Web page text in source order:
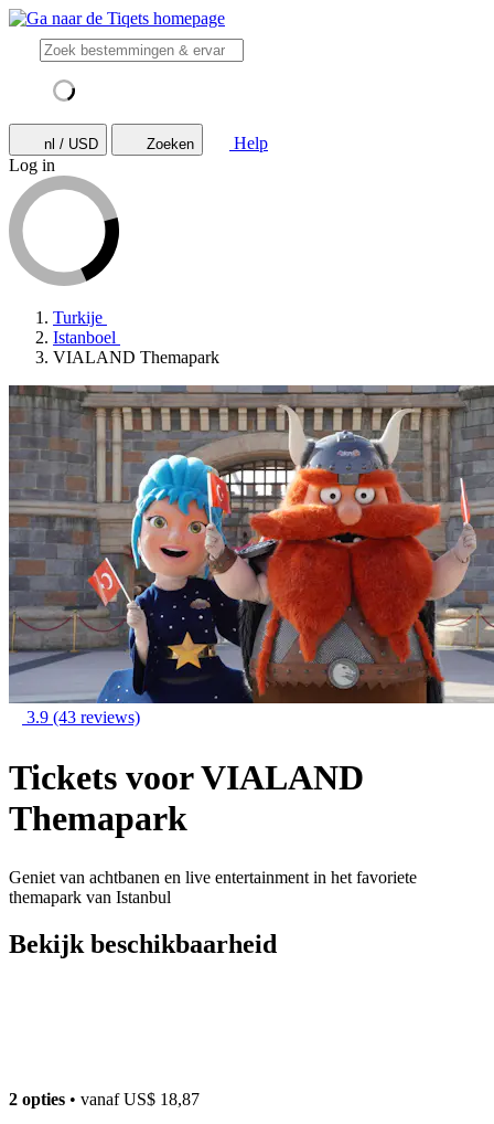
nl / USD Zoeken
Help
Log in
Turkije
Istanboel
VIALAND Themapark
3.9 (43 reviews)
Tickets voor VIALAND
Themapark
Geniet van achtbanen en live entertainment in het favoriete
themapark van Istanbul
Bekijk beschikbaarheid
2 opties • vanafUS$ 18,87